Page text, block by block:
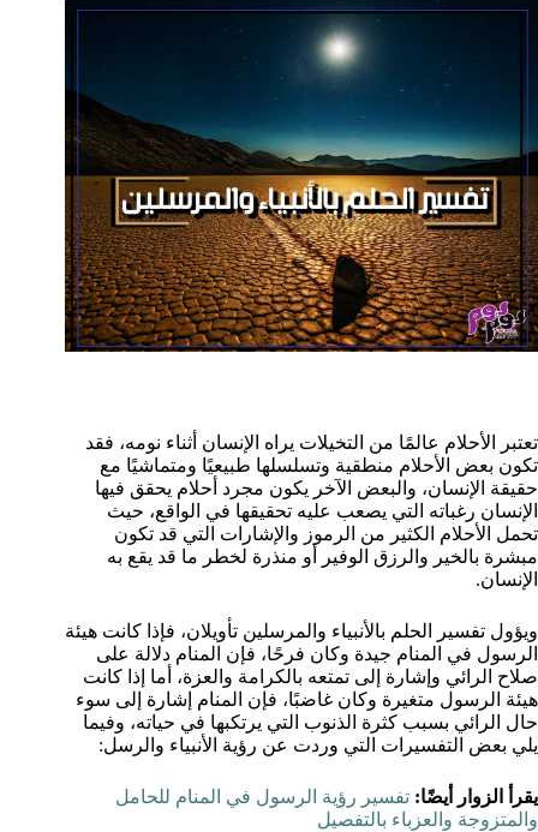
تعتبر الأحلام عالمًا من التخيلات يراه الإنسان أثناء نومه، فقد
تكون بعض الأحلام منطقية وتسلسلها طبيعيًا ومتماشيًا مع
حقيقة الإنسان، والبعض الآخر يكون مجرد أحلام يحقق فيها
الإنسان رغباته التي يصعب عليه تحقيقها في الواقع، حيث
تحمل الأحلام الكثير من الرموز والإشارات التي قد تكون
مبشرة بالخير والرزق الوفير أو منذرة لخطر ما قد يقع به
الإنسان.
ويؤول تفسير الحلم بالأنبياء والمرسلين تأويلان، فإذا كانت هيئة
الرسول في المنام جيدة وكان فرحًا، فإن المنام دلالة على
صلاح الرائي وإشارة إلى تمتعه بالكرامة والعزة، أما إذا كانت
هيئة الرسول متغيرة وكان غاضبًا، فإن المنام إشارة إلى سوء
حال الرائي بسبب كثرة الذنوب التي يرتكبها في حياته، وفيما
يلي بعض التفسيرات التي وردت عن رؤية الأنبياء والرسل:
يقرأ الزوار أيضًا: تفسير رؤية الرسول في المنام للحامل
والمتزوجة والعزباء بالتفصيل